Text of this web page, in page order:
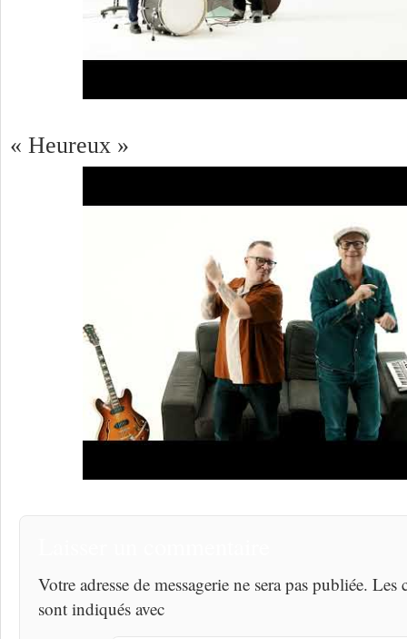
« Heureux »
Votre adresse de messagerie ne sera pas publiée.
sont indiqués avec